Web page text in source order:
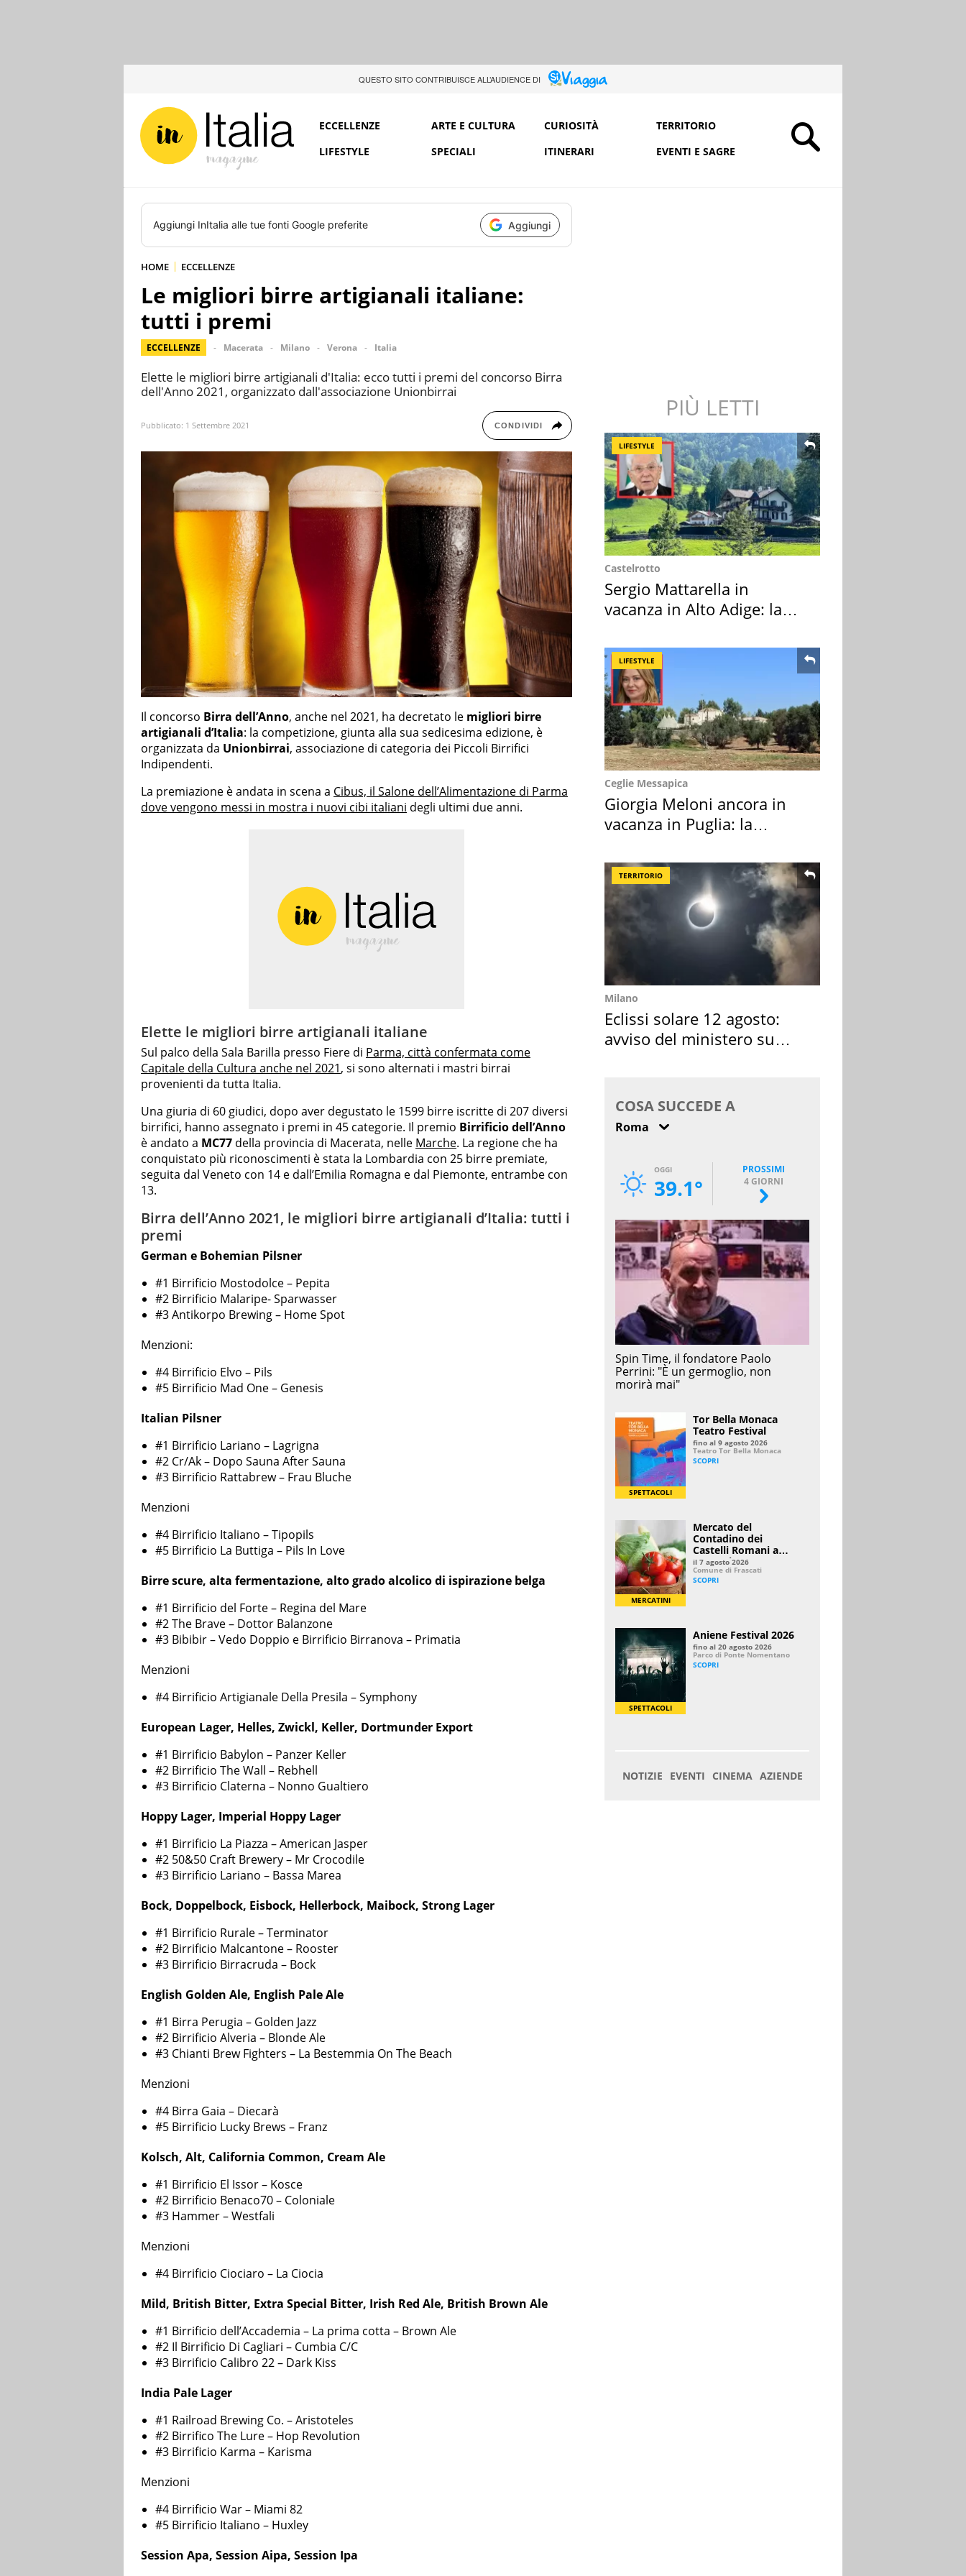
QUESTO SITO CONTRIBUISCE ALL’AUDIENCE DI
ECCELLENZE ARTE E CULTURA CURIOSITÀ
TERRITORIO
LIFESTYLE
SPECIALI ITINERARI EVENTI E SAGRE
Aggiungi InItalia alle tue fonti Google preferite Aggiungi
HOME ECCELLENZE
Le migliori birre artigianali italiane:
tutti i premi
ECCELLENZE Macerata Milano Verona Italia
Elette le migliori birre artigianali d'Italia: ecco tutti i premi del concorso Birra
dell'Anno 2021, organizzato dall'associazione Unionbirrai
Pubblicato: 1 Settembre 2021 CONDIVIDI
Il concorso Birra dell’Anno, anche nel 2021, ha decretato le migliori birre
artigianali d’Italia: la competizione, giunta alla sua sedicesima edizione, è
organizzata da Unionbirrai, associazione di categoria dei Piccoli Birrifici
Indipendenti.
La premiazione è andata in scena a Cibus, il Salone dell’Alimentazione di Parma
dove vengono messi in mostra i nuovi cibi italiani degli ultimi due anni.
Elette le migliori birre artigianali italiane
Sul palco della Sala Barilla presso Fiere di Parma, città confermata come
Capitale della Cultura anche nel 2021, si sono alternati i mastri birrai
provenienti da tutta Italia.
Una giuria di 60 giudici, dopo aver degustato le 1599 birre iscritte di 207 diversi
birrifici, hanno assegnato i premi in 45 categorie. Il premio Birrificio dell’Anno
è andato a MC77 della provincia di Macerata, nelle Marche. La regione che ha
conquistato più riconoscimenti è stata la Lombardia con 25 birre premiate,
seguita dal Veneto con 14 e dall’Emilia Romagna e dal Piemonte, entrambe con
13.
Birra dell’Anno 2021, le migliori birre artigianali d’Italia: tutti i
premi
German e Bohemian Pilsner
#1 Birrificio Mostodolce – Pepita
#2 Birrificio Malaripe- Sparwasser
#3 Antikorpo Brewing – Home Spot
Menzioni:
#4 Birrificio Elvo – Pils
#5 Birrificio Mad One – Genesis
Italian Pilsner
#1 Birrificio Lariano – Lagrigna
#2 Cr/Ak – Dopo Sauna After Sauna
#3 Birrificio Rattabrew – Frau Bluche
Menzioni
#4 Birrificio Italiano – Tipopils
#5 Birrificio La Buttiga – Pils In Love
Birre scure, alta fermentazione, alto grado alcolico di ispirazione belga
#1 Birrificio del Forte – Regina del Mare
#2 The Brave – Dottor Balanzone
#3 Bibibir – Vedo Doppio e Birrificio Birranova – Primatia
Menzioni
#4 Birrificio Artigianale Della Presila – Symphony
European Lager, Helles, Zwickl, Keller, Dortmunder Export
#1 Birrificio Babylon – Panzer Keller
#2 Birrificio The Wall – Rebhell
#3 Birrificio Claterna – Nonno Gualtiero
Hoppy Lager, Imperial Hoppy Lager
#1 Birrificio La Piazza – American Jasper
#2 50&50 Craft Brewery – Mr Crocodile
#3 Birrificio Lariano – Bassa Marea
Bock, Doppelbock, Eisbock, Hellerbock, Maibock, Strong Lager
#1 Birrificio Rurale – Terminator
#2 Birrificio Malcantone – Rooster
#3 Birrificio Birracruda – Bock
English Golden Ale, English Pale Ale
#1 Birra Perugia – Golden Jazz
#2 Birrificio Alveria – Blonde Ale
#3 Chianti Brew Fighters – La Bestemmia On The Beach
Menzioni
#4 Birra Gaia – Diecarà
#5 Birrificio Lucky Brews – Franz
Kolsch, Alt, California Common, Cream Ale
#1 Birrificio El Issor – Kosce
#2 Birrificio Benaco70 – Coloniale
#3 Hammer – Westfali
Menzioni
#4 Birrificio Ciociaro – La Ciocia
Mild, British Bitter, Extra Special Bitter, Irish Red Ale, British Brown Ale
#1 Birrificio dell’Accademia – La prima cotta – Brown Ale
#2 Il Birrificio Di Cagliari – Cumbia C/C
#3 Birrificio Calibro 22 – Dark Kiss
India Pale Lager
#1 Railroad Brewing Co. – Aristoteles
#2 Birrifico The Lure – Hop Revolution
#3 Birrificio Karma – Karisma
Menzioni
#4 Birrificio War – Miami 82
#5 Birrificio Italiano – Huxley
Session Apa, Session Aipa, Session Ipa
PIÙ LETTI
LIFESTYLE
Castelrotto
Sergio Mattarella in
vacanza in Alto Adige: la
LIFESTYLE
Ceglie Messapica
Giorgia Meloni ancora in
vacanza in Puglia: la
TERRITORIO
Milano
Eclissi solare 12 agosto:
avviso del ministero su